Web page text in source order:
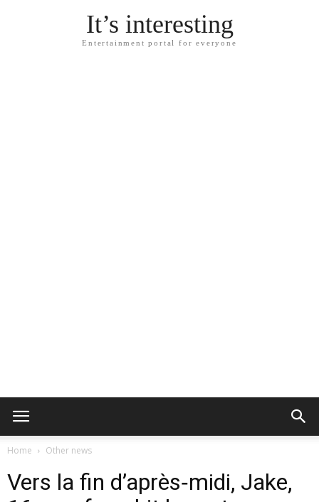
It’s interesting
Entertainment portal for everyone
Home Other news
Vers la fin d’après‐midi, Jake,